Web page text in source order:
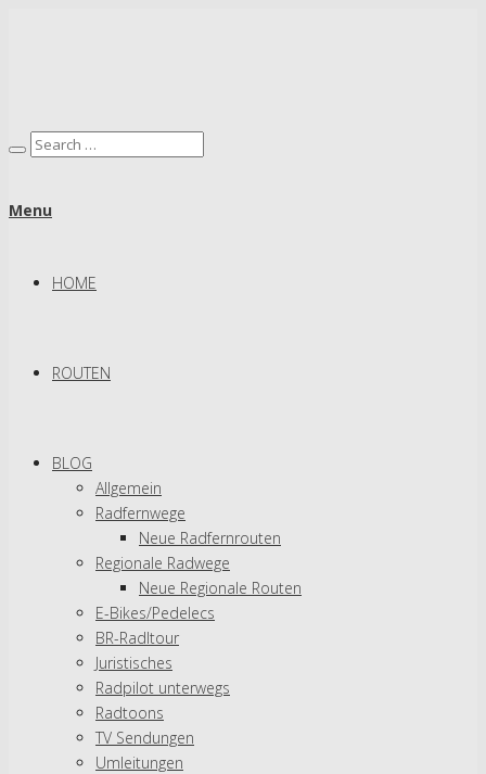
Menu
HOME
ROUTEN
BLOG
Allgemein
Radfernwege
Neue Radfernrouten
Regionale Radwege
Neue Regionale Routen
E-Bikes/Pedelecs
BR-Radltour
Juristisches
Radpilot unterwegs
Radtoons
TV Sendungen
Umleitungen